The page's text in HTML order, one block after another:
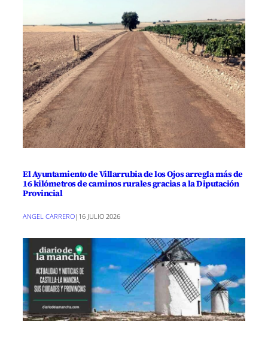
El Ayuntamiento de Villarrubia de los Ojos arregla más de
16 kilómetros de caminos rurales gracias a la Diputación
Provincial
ANGEL CARRERO| 16 JULIO 2026